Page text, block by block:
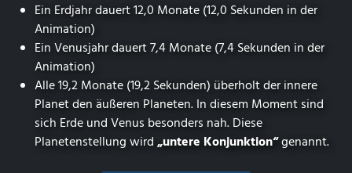
Ein Erdjahr dauert 12,0 Monate (12,0 Sekunden in der
Animation)
Ein Venusjahr dauert 7,4 Monate (7,4 Sekunden in der
Animation)
Alle 19,2 Monate (19,2 Sekunden) überholt der innere
Planet den äußeren Planeten. In diesem Moment sind
sich Erde und Venus besonders nah. Diese
Planetenstellung wird„untere Konjunktion“genannt.